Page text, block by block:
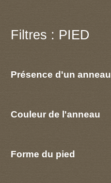
Filtres : PIED
Présence d'un anneau
Couleur de l'anneau
Forme du pied